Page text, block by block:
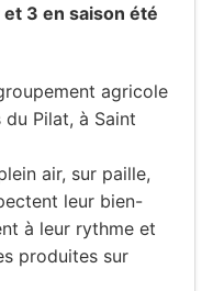
3 en saison été
agricole
Pilat, à Saint
air, sur paille,
leur bien-
à leur rythme et
produites sur